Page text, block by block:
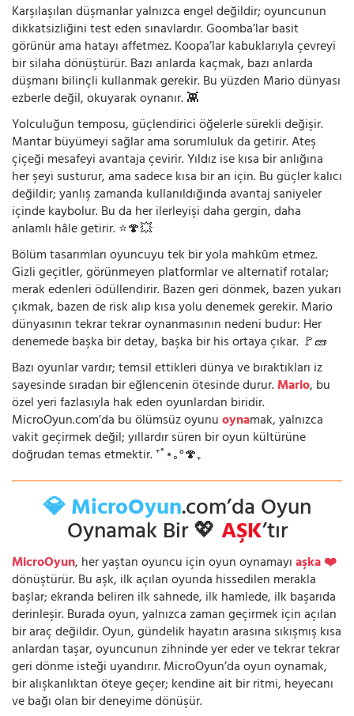
Karşılaşılan düşmanlar yalnızca engel değildir; oyuncunun
dikkatsizliğini test eden sınavlardır. Goomba’lar basit
görünür ama hatayı affetmez. Koopa’lar kabuklarıyla çevreyi
bir silaha dönüştürür. Bazı anlarda kaçmak, bazı anlarda
düşmanı bilinçli kullanmak gerekir. Bu yüzden Mario dünyası
ezberle değil, okuyarak oynanır. 👾
Yolculuğun temposu, güçlendirici öğelerle sürekli değişir.
Mantar büyümeyi sağlar ama sorumluluk da getirir. Ateş
çiçeği mesafeyi avantaja çevirir. Yıldız ise kısa bir anlığına
her şeyi susturur, ama sadece kısa bir an için. Bu güçler kalıcı
değildir; yanlış zamanda kullanıldığında avantaj saniyeler
içinde kaybolur. Bu da her ilerleyişi daha gergin, daha
anlamlı hâle getirir. ⭐🍄💥
Bölüm tasarımları oyuncuyu tek bir yola mahkûm etmez.
Gizli geçitler, görünmeyen platformlar ve alternatif rotalar;
merak edenleri ödüllendirir. Bazen geri dönmek, bazen yukarı
çıkmak, bazen de risk alıp kısa yolu denemek gerekir. Mario
dünyasının tekrar tekrar oynanmasının nedeni budur: Her
denemede başka bir detay, başka bir his ortaya çıkar. 🚩🧱
Bazı oyunlar vardır; temsil ettikleri dünya ve bıraktıkları iz
sayesinde sıradan bir eğlencenin ötesinde durur.Mario, bu
özel yeri fazlasıyla hak eden oyunlardan biridir.
MicroOyun.com’da bu ölümsüz oyunuoynamak, yalnızca
vakit geçirmek değil; yıllardır süren bir oyun kültürüne
doğrudan temas etmektir. ⁺˚⋆｡°🍄₊
💎 MicroOyun.com’da Oyun
Oynamak Bir 💖AŞK’tır
MicroOyun, her yaştan oyuncu için oyun oynamayıaşka ❤️
dönüştürür. Bu aşk, ilk açılan oyunda hissedilen merakla
başlar; ekranda beliren ilk sahnede, ilk hamlede, ilk başarıda
derinleşir. Burada oyun, yalnızca zaman geçirmek için açılan
bir araç değildir. Oyun, gündelik hayatın arasına sıkışmış kısa
anlardan taşar, oyuncunun zihninde yer eder ve tekrar tekrar
geri dönme isteği uyandırır. MicroOyun’da oyun oynamak,
bir alışkanlıktan öteye geçer; kendine ait bir ritmi, heyecanı
ve bağı olan bir deneyime dönüşür.